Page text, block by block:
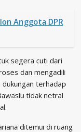
Anggota DPR
segera cuti dari
dan mengadili
dukungan terhadap
tidak netral
ditemui di ruang